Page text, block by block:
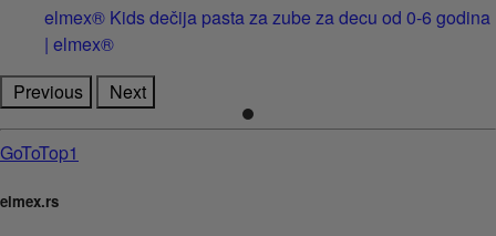
elmex® Kids dečija pasta za zube za decu od 0-6 godina
| elmex®
Previous
Next
GoToTop1
elmex.rs